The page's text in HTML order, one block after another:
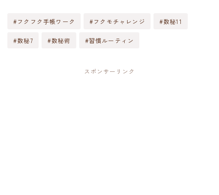
#フクフク手帳ワーク #フクモチャレンジ #数秘11
#数秘7 #数秘術 #習慣ルーティン
スポンサーリンク